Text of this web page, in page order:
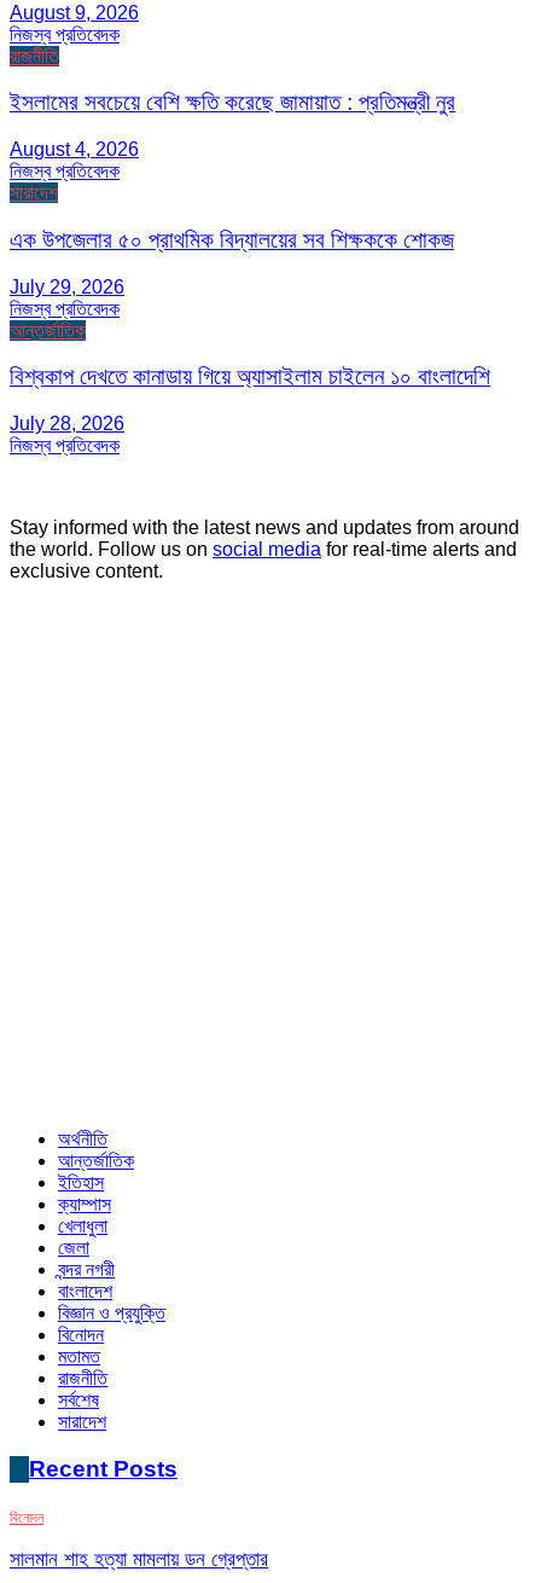
August 9, 2026
নিজস্ব প্রতিবেদক
রাজনীতি
ইসলামের সবচেয়ে বেশি ক্ষতি করেছে জামায়াত : প্রতিমন্ত্রী নুর
August 4, 2026
নিজস্ব প্রতিবেদক
সারাদেশ
এক উপজেলার ৫০ প্রাথমিক বিদ্যালয়ের সব শিক্ষককে শোকজ
July 29, 2026
নিজস্ব প্রতিবেদক
আন্তর্জাতিক
বিশ্বকাপ দেখতে কানাডায় গিয়ে অ্যাসাইলাম চাইলেন ১০ বাংলাদেশি
July 28, 2026
নিজস্ব প্রতিবেদক
Stay informed with the latest news and updates from around
the world. Follow us on social media for real-time alerts and
exclusive content.
অর্থনীতি
আন্তর্জাতিক
ইতিহাস
ক্যাম্পাস
খেলাধুলা
জেলা
বন্দর নগরী
বাংলাদেশ
বিজ্ঞান ও প্রযুক্তি
বিনোদন
মতামত
রাজনীতি
সর্বশেষ
সারাদেশ
Recent Posts
বিনোদন
সালমান শাহ হত্যা মামলায় ডন গ্রেপ্তার